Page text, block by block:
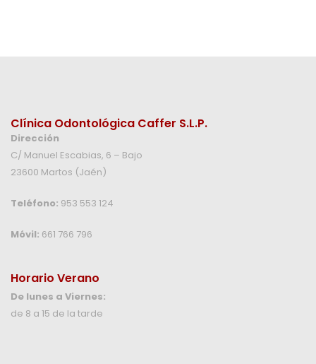
Clínica Odontológica Caffer S.L.P.
Dirección
C/ Manuel Escabias, 6 – Bajo
23600 Martos (Jaén)
Teléfono: 953 553 124
Móvil: 661 766 796
Horario Verano
De lunes a Viernes:
de 8 a 15 de la tarde